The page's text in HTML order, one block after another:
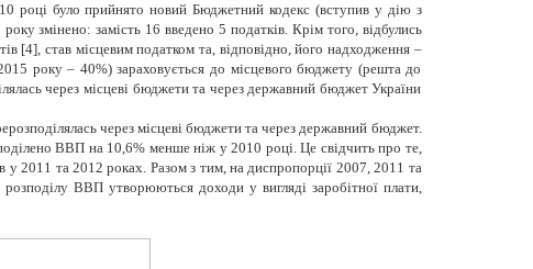
році було прийнято новий Бюджетний кодекс (вступив у дію з
змінено: замість 16 введено 5 податків. Крім того, відбулись
[4], став місцевим податком та, відповідно, його надходження –
року – 40%) зараховується до місцевого бюджету (решта до
через місцеві бюджети та через державний бюджет України
через місцеві бюджети та через державний бюджет.
ВВП на 10,6% менше ніж у 2010 році. Це свідчить про те,
у 2011 та 2012 роках. Разом з тим, на диспропорції 2007, 2011 та
ВВП утворюються доходи у вигляді заробітної плати,